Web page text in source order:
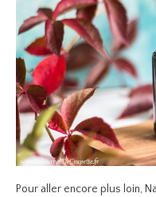
Pour aller encore plus loin,